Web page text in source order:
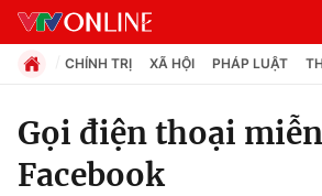
Chuyên mục
CHÍNH TRỊ XÃ HỘI PHÁP LUẬT
Gọi điện thoại
Facebook